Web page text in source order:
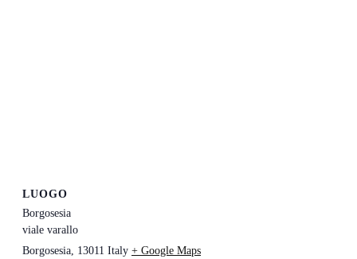
LUOGO
Borgosesia
viale varallo
Borgosesia, 13011 Italy + Google Maps